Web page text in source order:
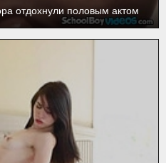
отдохнули половым актом